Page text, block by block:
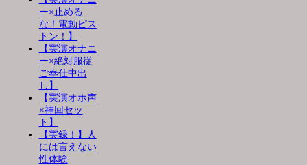
ー×止める
な！電動ピス
トン！】
【実演オナニ
ー×絶対服従
ご奉仕中出
し】
【実演オホ声
×神回セッ
ト】
【実録！】人
には言えない
性体験